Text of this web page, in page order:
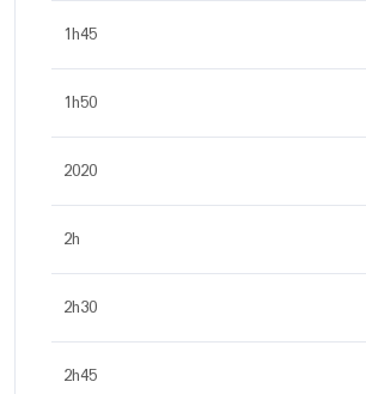
1h45
1h50
2020
2h
2h30
2h45